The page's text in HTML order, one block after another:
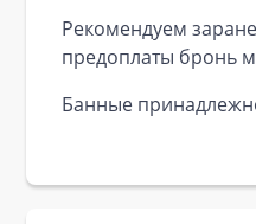
Рекомендуем
предоплаты бронь
Банные